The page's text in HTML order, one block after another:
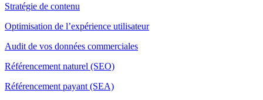
Stratégie de contenu
Optimisation de l’expérience utilisateur
Audit de vos données commerciales
Référencement naturel (SEO)
Référencement payant (SEA)